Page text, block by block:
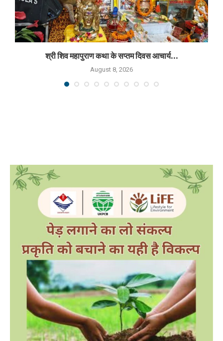
श्री शिव महापुराण कथा के सप्तम दिवस आचार्य...
August 8, 2026